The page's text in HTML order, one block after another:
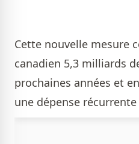
Cette nouvelle mesure
canadien 5,3 milliards
prochaines années et
une dépense